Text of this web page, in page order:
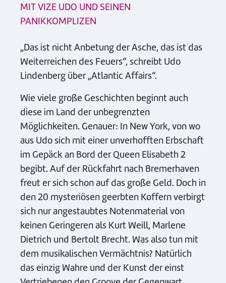
MIT VIZE UDO UND SEINEN
PANIKKOMPLIZEN
„Das ist nicht Anbetung der Asche, das ist das
Weiterreichen des Feuers“, schreibt Udo
Lindenberg über „Atlantic Affairs“.
Wie viele große Geschichten beginnt auch
diese im Land der unbegrenzten
Möglichkeiten. Genauer: In New York, von wo
aus Udo sich mit einer unverhofften Erbschaft
im Gepäck an Bord der Queen Elisabeth 2
begibt. Auf der Rückfahrt nach Bremerhaven
freut er sich schon auf das große Geld. Doch in
den 20 mysteriösen geerbten Koffern verbirgt
sich nur angestaubtes Notenmaterial von
keinen Geringeren als Kurt Weill, Marlene
Dietrich und Bertolt Brecht. Was also tun mit
dem musikalischen Vermächtnis? Natürlich
das einzig Wahre und der Kunst der einst